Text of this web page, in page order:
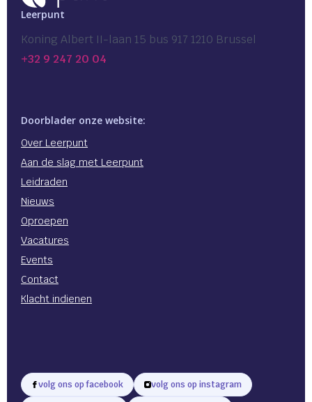
Leerpunt
Koning Albert II-laan 15 bus 917 1210 Brussel
+32 9 247 20 04
Doorblader onze website:
Over Leerpunt
Aan de slag met Leerpunt
Leidraden
Nieuws
Oproepen
Vacatures
Events
Contact
Klacht indienen
volg ons op facebook volg ons op instagram